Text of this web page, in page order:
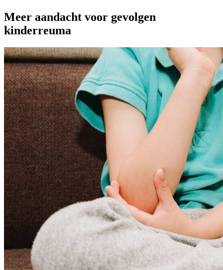
Meer aandacht voor gevolgen
kinderreuma